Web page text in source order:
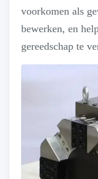
voorkomen als
bewerken, en
gereedschap te